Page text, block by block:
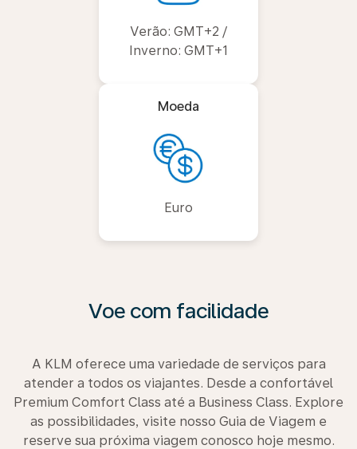
Verão: GMT+2 /
Inverno: GMT+1
Moeda
Euro
Voe com facilidade
A KLM oferece uma variedade de serviços para
atender a todos os viajantes. Desde a confortável
Premium Comfort Class até a Business Class. Explore
as possibilidades, visite nosso Guia de Viagem e
reserve sua próxima viagem conosco hoje mesmo.